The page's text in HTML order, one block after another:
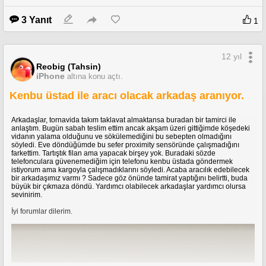
şehirlerdeki yerleri önerdiler, onlar açar dediler. Tekrar dönüp telefonu
toplattırdım, telefonu akşam vakti teslim aldığımda :
1. proximity sensörün çalışmadığını
3. sesin düzgün gelmediğini
4.Home tuşundan hafif bir ses geldiğini keşfettim.
bir esnaf ama kargo ile yardımcı olamayacağını ve sadece birileri getirirse
tamir edebileceğini söyledi. Bu sebepten aracı olabilecek birileri için
arayışa girdim. Ne kadar iyi niyetle yardımcı olmak isteyen arkadaşlar olsa
da, sonuçta hem telefonumu hemde paramı gönderecektim ve riskli bir
seçenekti. Tanıdıklar vardı ancak onlar da kadıköy tarafına uzaktı.
Çaresiz, telefon çekmecede beklerken. Forumumuzdan IcMn kullanıcı adlı
Enes bey benimle iletişime geçti ve kendisinin de İstanbul / Beşiktaş'ta
dükkanları olduğunu, daha önce Genpa'da 3 yıl çalıştığını ve bu dükkanı
kurduklarını, yardımcı olabileceğini söyledi. Kendisi tamir konusunda, forum
yazışmalarında pek aktif değildi (yani telefonu bozulan arkadaşları genelde
garantiye vs yönlendiriyordu yada görüşlerini söylüyordu) açıkçası mesaj
atmasaydı kendisinin bu işlerden anlayan biri olduğunu bile
3 Yanıt 1
Reobig (Tahsin)
iPhone altına konu açtı.
12 yıl
Kenbu üstad ile aracı olacak arkadaş aranıyor.
Arkadaşlar, tornavida takım taklavat almaktansa buradan bir tamirci ile
anlaştım. Bugün sabah teslim ettim ancak akşam üzeri gittiğimde köşedeki
vidanın yalama olduğunu ve sökülemediğini bu sebepten olmadığını
söyledi. Eve döndüğümde bu sefer proximity sensöründe çalışmadığını
farkettim. Tartıştık filan ama yapacak birşey yok. Buradaki sözde
telefonculara güvenemediğim için telefonu kenbu üstada göndermek
istiyorum ama kargoyla çalışmadıklarını söyledi. Acaba aracılık edebilecek
bir arkadaşımız varmı ? Sadece göz önünde tamirat yaptığını belirtti, buda
büyük bir çıkmaza döndü. Yardımcı olabilecek arkadaşlar yardımcı olursa
sevinirim.
İyi forumlar dilerim.